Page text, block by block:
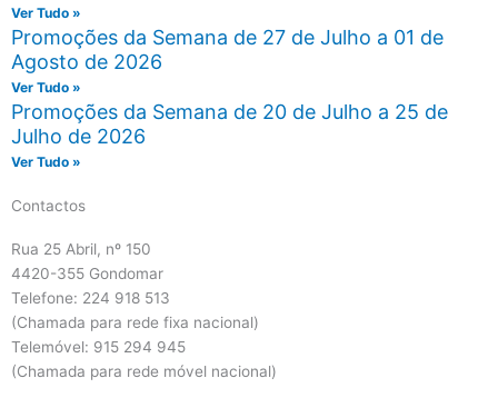
Ver Tudo »
Promoções da Semana de 27 de Julho a 01 de
Agosto de 2026
Ver Tudo »
Promoções da Semana de 20 de Julho a 25 de
Julho de 2026
Ver Tudo »
Contactos
Rua 25 Abril, nº 150
4420-355 Gondomar
Telefone: 224 918 513
(Chamada para rede fixa nacional)
Telemóvel: 915 294 945
(Chamada para rede móvel nacional)